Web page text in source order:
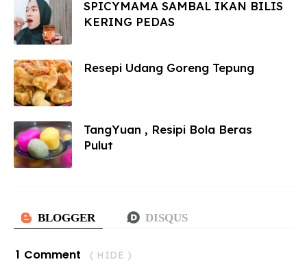
SPICYMAMA SAMBAL IKAN BILIS
KERING PEDAS
Resepi Udang Goreng Tepung
TangYuan , Resipi Bola Beras
Pulut
1 Comment ( HIDE )